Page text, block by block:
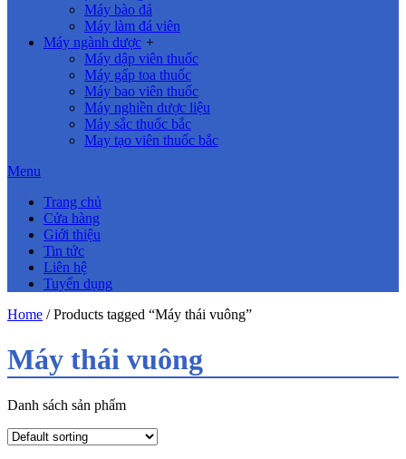
Máy bào đá
Máy làm đá viên
Máy ngành dược +
Máy dập viên thuốc
Máy gấp toa thuốc
Máy bao viên thuốc
Máy nghiền dược liệu
Máy sắc thuốc bắc
May tạo viên thuốc bắc
Menu
Trang chủ
Cửa hàng
Giới thiệu
Tin tức
Liên hệ
Tuyển dụng
Home / Products tagged “Máy thái vuông”
Máy thái vuông
Danh sách sản phẩm